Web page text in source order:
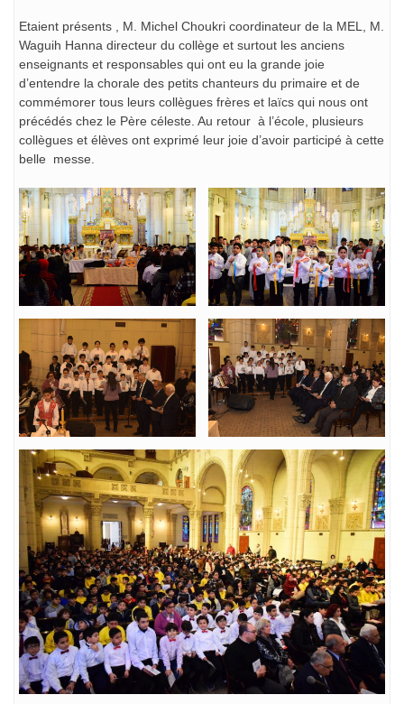
Etaient présents , M. Michel Choukri coordinateur de la MEL, M.
Waguih Hanna directeur du collège et surtout les anciens
enseignants et responsables qui ont eu la grande joie
d’entendre la chorale des petits chanteurs du primaire et de
commémorer tous leurs collègues frères et laïcs qui nous ont
précédés chez le Père céleste. Au retour à l’école, plusieurs
collègues et élèves ont exprimé leur joie d’avoir participé à cette
belle messe.